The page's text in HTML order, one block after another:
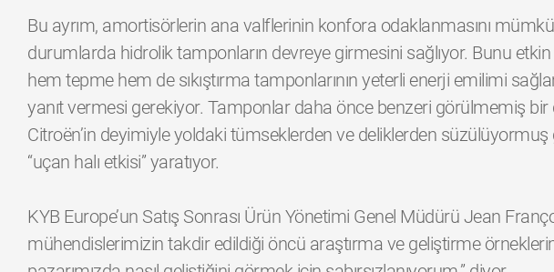
Bu ayrım, amortisörlerin ana valflerinin konfora odaklanmasını
durumlarda hidrolik tamponların devreye girmesini sağlıyor. Bunu
hem tepme hem de sıkıştırma tamponlarının yeterli enerji emilimi
yanıt vermesi gerekiyor. Tamponlar daha önce benzeri görülmemiş
Citroën’in deyimiyle yoldaki tümseklerden ve deliklerden süzülüyormuş
“uçan halı etkisi” yaratıyor.
KYB Europe’un Satış Sonrası Ürün Yönetimi Genel Müdürü Jean
mühendislerimizin takdir edildiği öncü araştırma ve geliştirme